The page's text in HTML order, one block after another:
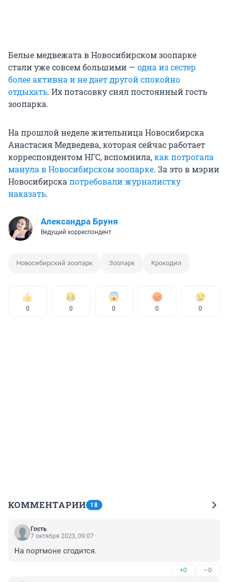
Белые медвежата в Новосибирском зоопарке
стали уже совсем большими — одна из сестер
более активна и не дает другой спокойно
отдыхать. Их потасовку снял постоянный гость
зоопарка.
На прошлой неделе жительница Новосибирска
Анастасия Медведева, которая сейчас работает
корреспондентом НГС, вспомнила,как потрогала
манула в Новосибирском зоопарке. За это в мэрии
Новосибирскапотребовали журналистку
наказать.
Александра Бруня
Ведущий корреспондент
Новосибирский зоопарк Зоопарк Крокодил
0 0 0 0 0
КОММЕНТАРИИ 18
Гость
7 октября 2023, 09:07
На портмоне сгодится.
+0 –0